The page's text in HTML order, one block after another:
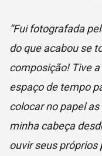
“Fui fotografada
do que acabou se
composição! Tive
espaço de tempo
colocar no papel
minha cabeça
ouvir seus